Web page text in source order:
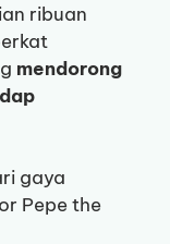
ribuan
mendorong
gaya
Pepe the